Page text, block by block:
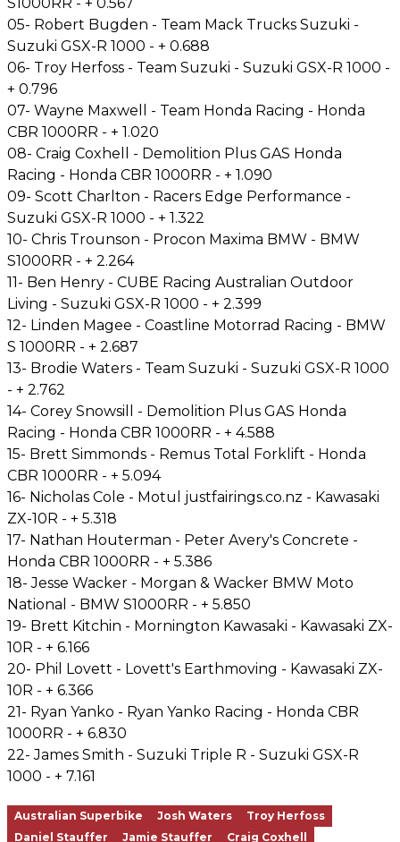
S1000RR - + 0.567
05- Robert Bugden - Team Mack Trucks Suzuki -
Suzuki GSX-R 1000 - + 0.688
06- Troy Herfoss - Team Suzuki - Suzuki GSX-R 1000 -
+ 0.796
07- Wayne Maxwell - Team Honda Racing - Honda
CBR 1000RR - + 1.020
08- Craig Coxhell - Demolition Plus GAS Honda
Racing - Honda CBR 1000RR - + 1.090
09- Scott Charlton - Racers Edge Performance -
Suzuki GSX-R 1000 - + 1.322
10- Chris Trounson - Procon Maxima BMW - BMW
S1000RR - + 2.264
11- Ben Henry - CUBE Racing Australian Outdoor
Living - Suzuki GSX-R 1000 - + 2.399
12- Linden Magee - Coastline Motorrad Racing - BMW
S 1000RR - + 2.687
13- Brodie Waters - Team Suzuki - Suzuki GSX-R 1000
- + 2.762
14- Corey Snowsill - Demolition Plus GAS Honda
Racing - Honda CBR 1000RR - + 4.588
15- Brett Simmonds - Remus Total Forklift - Honda
CBR 1000RR - + 5.094
16- Nicholas Cole - Motul justfairings.co.nz - Kawasaki
ZX-10R - + 5.318
17- Nathan Houterman - Peter Avery's Concrete -
Honda CBR 1000RR - + 5.386
18- Jesse Wacker - Morgan & Wacker BMW Moto
National - BMW S1000RR - + 5.850
19- Brett Kitchin - Mornington Kawasaki - Kawasaki ZX-
10R - + 6.166
20- Phil Lovett - Lovett's Earthmoving - Kawasaki ZX-
10R - + 6.366
21- Ryan Yanko - Ryan Yanko Racing - Honda CBR
1000RR - + 6.830
22- James Smith - Suzuki Triple R - Suzuki GSX-R
1000 - + 7.161
Australian Superbike Josh Waters
Troy Herfoss
Daniel Stauffer
Jamie Stauffer Craig Coxhell